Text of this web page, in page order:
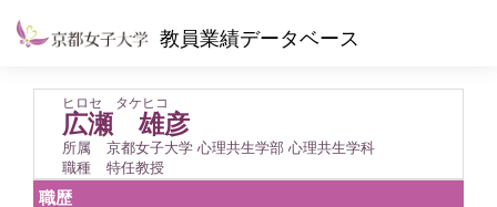
教員業績データベース
ヒロセ タケヒコ
広瀬 雄彦
所属
京都女子大学 心理共生学部 心理共生学科
職種
特任教授
職歴